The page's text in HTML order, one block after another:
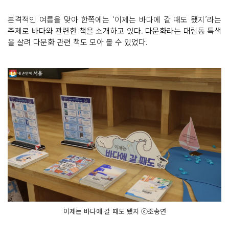
본격적인 여름을 맞아 한쪽에는 ‘이제는 바다에 갈 때도 됐지’라는
주제로 바다와 관련한 책을 소개하고 있다. 다문화라는 대림동 특색
을 살려 다문화 관련 책도 모아 볼 수 있었다.
이제는 바다에 갈 때도 됐지 ⓒ조송연